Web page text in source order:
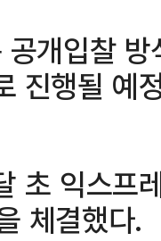
개입찰
진행될 예
초 익스프
체결했다.